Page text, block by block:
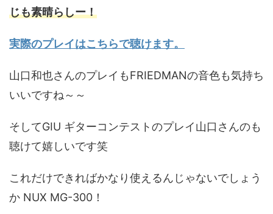
じも素晴らしー！
実際のプレイはこちらで聴けます。
山口和也さんのプレイもFRIEDMANの音色も気持ち
いいですね～～
そしてGIU ギターコンテストのプレイ山口さんのも
聴けて嬉しいです笑
これだけできればかなり使えるんじゃないでしょう
か NUX MG-300！